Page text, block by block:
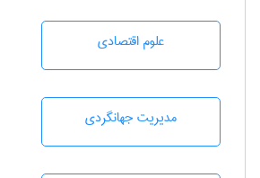
علوم اقتصادی
مديريت جهانگردی